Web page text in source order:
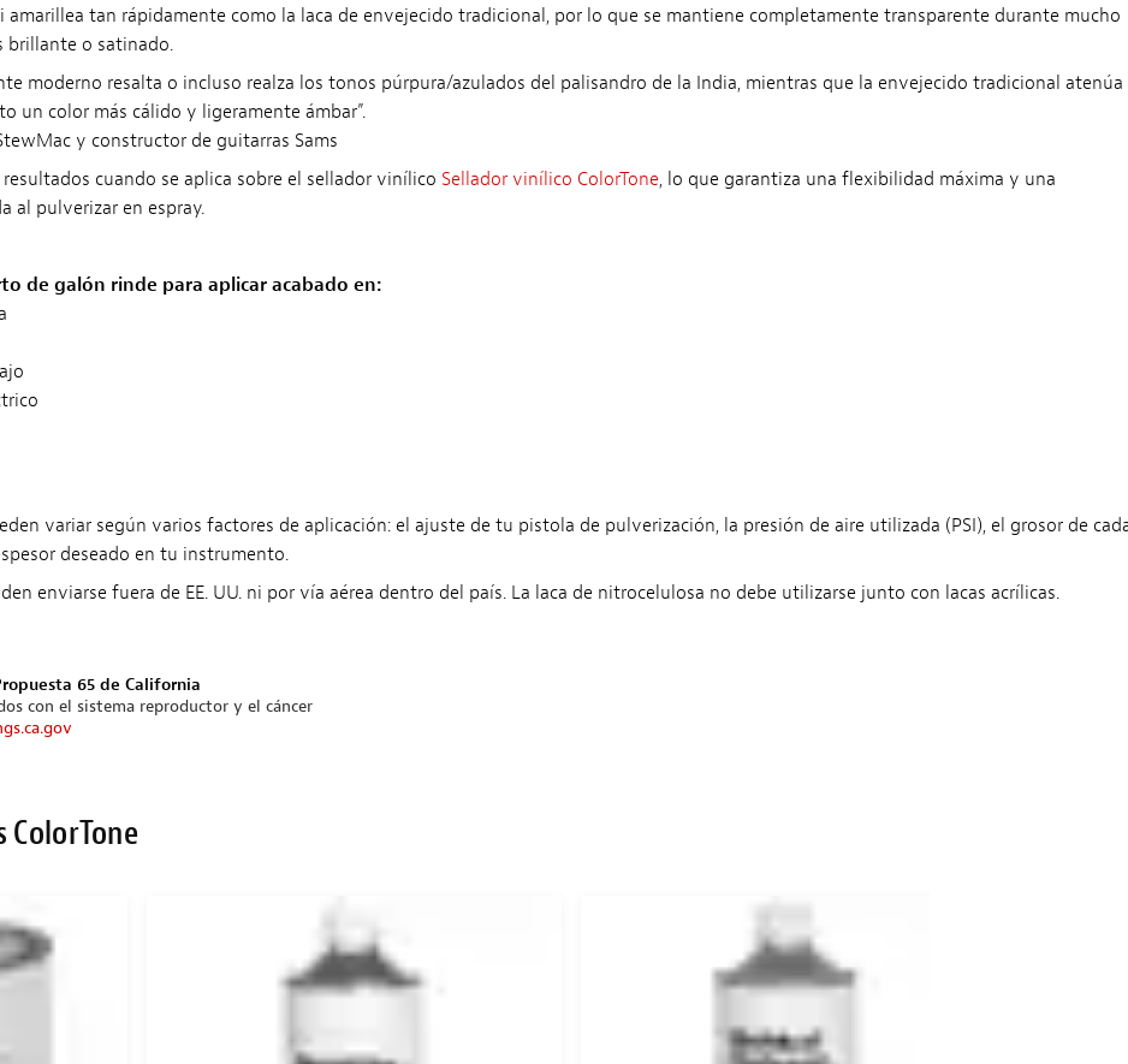
amarillea tan rápidamente como la laca de envejecido tradicional, por lo que se mantiene completamente transparente durante mucho
brillante o satinado.
moderno resalta o incluso realza los tonos púrpura/azulados del palisandro de la India, mientras que la envejecido tradicional atenúa
un color más cálido y ligeramente ámbar”.
y constructor de guitarras Sams
cuando se aplica sobre el sellador vinílico Sellador vinílico ColorTone, lo que garantiza una flexibilidad máxima y una
al pulverizar en espray.
de galón rinde para aplicar acabado en:
variar según varios factores de aplicación: el ajuste de tu pistola de pulverización, la presión de aire utilizada (PSI), el grosor de
deseado en tu instrumento.
enviarse fuera de EE. UU. ni por vía aérea dentro del país. La laca de nitrocelulosa no debe utilizarse junto con lacas acrílicas.
65 de California
con el sistema reproductor y el cáncer
ColorTone